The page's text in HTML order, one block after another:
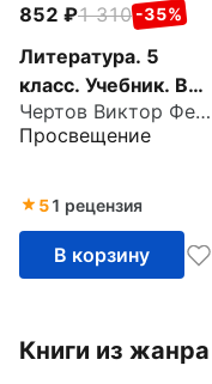
852 1 310 -35%
Литература. 5
класс. Учебник. В
2-х частях. Часть 2
Чертов Виктор Федорович
Просвещение
51 рецензия
В корзину
Книги из жанра